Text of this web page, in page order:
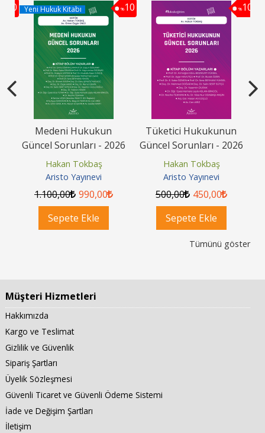
10 %10
Yeni Hukuk Kitabı
Medeni Hukukun
Güncel Sorunları - 2026
Hakan Tokbaş
Aristo Yayınevi
1.100,00 990,00
Sepete Ekle
%10
Tüketici Hukukunun
Güncel Sorunları - 2026
Hakan Tokbaş
Aristo Yayınevi
500,00 450,00
Sepete Ekle
Tümünü göster
Müşteri Hizmetleri
Hakkımızda
Kargo ve Teslimat
Gizlilik ve Güvenlik
Sipariş Şartları
Üyelik Sözleşmesi
Güvenli Ticaret ve Güvenli Ödeme Sistemi
İade ve Değişim Şartları
İletişim